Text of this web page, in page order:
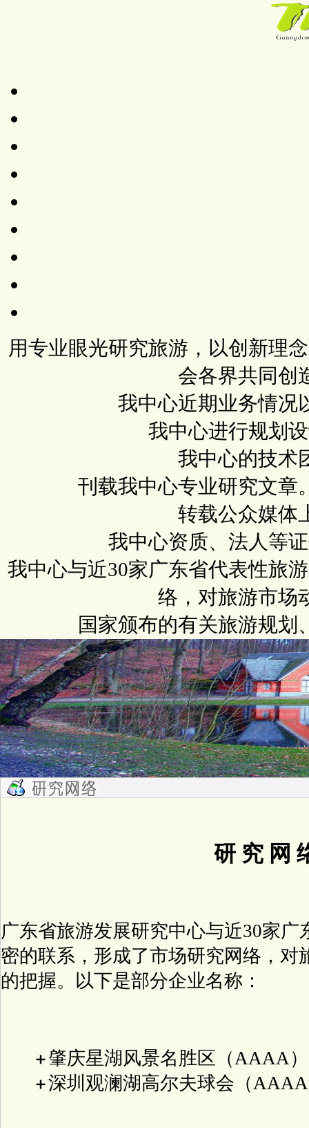
用专业眼光研究旅游，以创新理
会各界共同创
我中心近期业务情况
我中心进行规划
我中心的技术
刊载我中心专业研究文章
转载公众媒体
我中心资质、法人等
我中心与近30家广东省代表性旅
络，对旅游市场
国家颁布的有关旅游规划
研 究 网
广东省旅游发展研究中心与近30家
密的联系，形成了市场研究网络，对
的把握。以下是部分企业名称：
＋肇庆星湖风景名胜区（AAAA）
＋深圳观澜湖高尔夫球会（